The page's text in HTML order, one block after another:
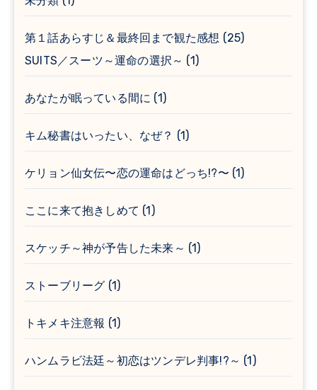
第１話あらすじ＆最終回まで観た感想 (25)
SUITS／スーツ～運命の選択～ (1)
あなたが眠っている間に (1)
キム秘書はいったい、なぜ？ (1)
ケリョン仙女伝〜恋の運命はどっち!?〜 (1)
ここに来て抱きしめて (1)
スケッチ～神が予告した未来～ (1)
ストーブリーグ (1)
トキメキ注意報 (1)
ハンムラビ法廷～初恋はツンデレ判事!?～ (1)